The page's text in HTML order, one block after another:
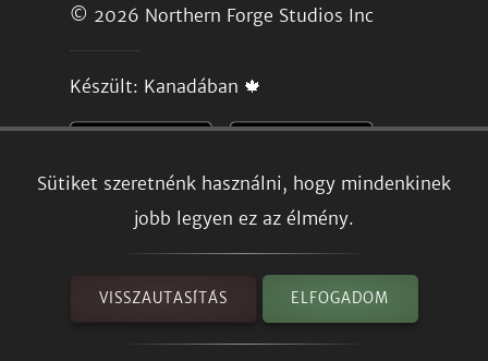
Sütiket szeretnénk használni, hogy mindenkinek
jobb legyen ez az élmény.
VISSZAUTASÍTÁS ELFOGADOM
© 2026 Northern Forge Studios Inc
Készült: Kanadában 🍁